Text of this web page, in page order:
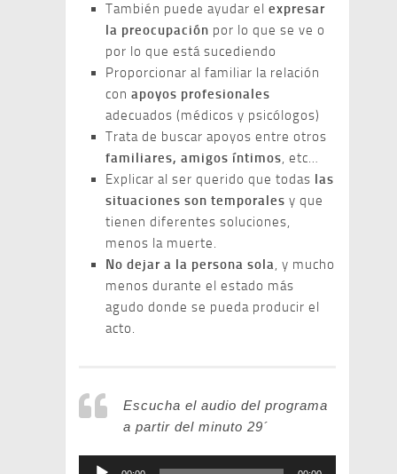
También puede ayudar el expresar
la preocupación por lo que se ve o
por lo que está sucediendo
Proporcionar al familiar la relación
con apoyos profesionales
adecuados (médicos y psicólogos)
Trata de buscar apoyos entre otros
familiares, amigos íntimos, etc…
Explicar al ser querido que todas las
situaciones son temporales y que
tienen diferentes soluciones,
menos la muerte.
No dejar a la persona sola, y mucho
menos durante el estado más
agudo donde se pueda producir el
acto.
Escucha el audio del programa
a partir del minuto 29´
Reproductor